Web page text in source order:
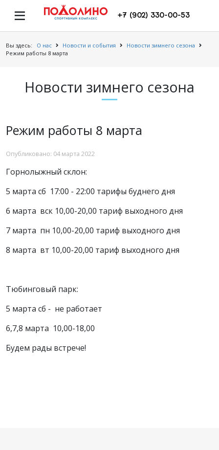
+7 (902) 330-00-53
Вы здесь: О нас Новости и события
Новости зимнего сезона
Режим работы 8 марта
Новости зимнего сезона
Режим работы 8 марта
Опубликовано: 04 марта 2022
Горнолыжный склон:
5 марта сб 17:00 - 22:00 тарифы буднего дня
6 марта вск 10,00-20,00 тариф выходного дня
7 марта пн 10,00-20,00 тариф выходного дня
8 марта вт 10,00-20,00 тариф выходного дня
Тюбинговый парк:
5 марта сб - не работает
6,7,8 марта 10,00-18,00
Будем рады встрече!